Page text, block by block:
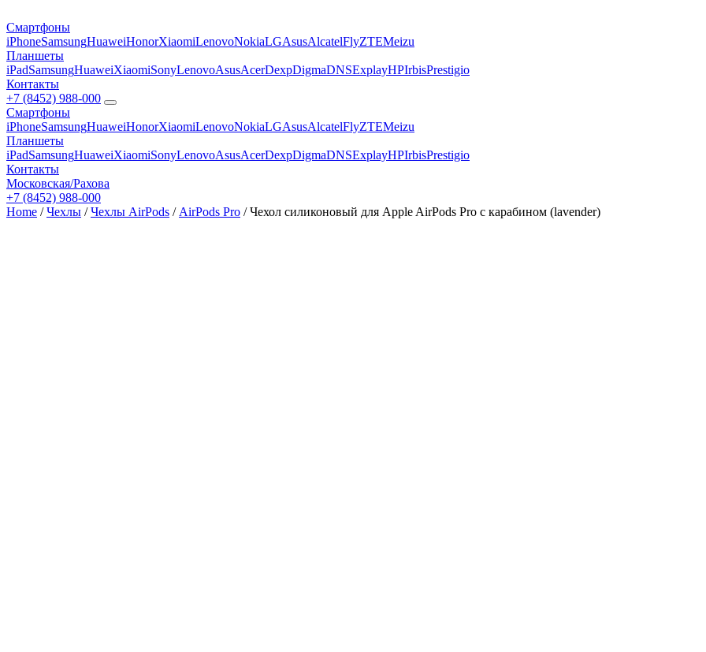
Смартфоны
iPhoneSamsungHuaweiHonorXiaomiLenovoNokiaLGAsusAlcatelFlyZTEMeizu
Планшеты
iPadSamsungHuaweiXiaomiSonyLenovoAsusAcerDexpDigmaDNSExplayHPIrbisPrestigio
Контакты
+7 (8452) 988-000
Смартфоны
iPhoneSamsungHuaweiHonorXiaomiLenovoNokiaLGAsusAlcatelFlyZTEMeizu
Планшеты
iPadSamsungHuaweiXiaomiSonyLenovoAsusAcerDexpDigmaDNSExplayHPIrbisPrestigio
Контакты
Московская/Рахова
+7 (8452) 988-000
Home /Чехлы /Чехлы AirPods / AirPods Pro / Чехол силиконовый для Apple AirPods Pro с карабином (lavender)